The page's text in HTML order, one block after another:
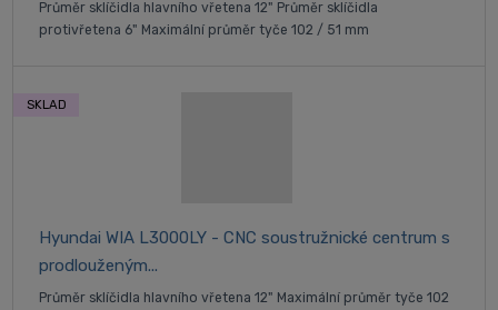
Průměr sklíčidla hlavního vřetena 12" Průměr sklíčidla
protivřetena 6" Maximální průměr tyče 102 / 51 mm
Hyundai WIA L3000LY - CNC soustružnické centrum s
prodlouženým...
Průměr sklíčidla hlavního vřetena 12" Maximální průměr tyče 102
SKLAD